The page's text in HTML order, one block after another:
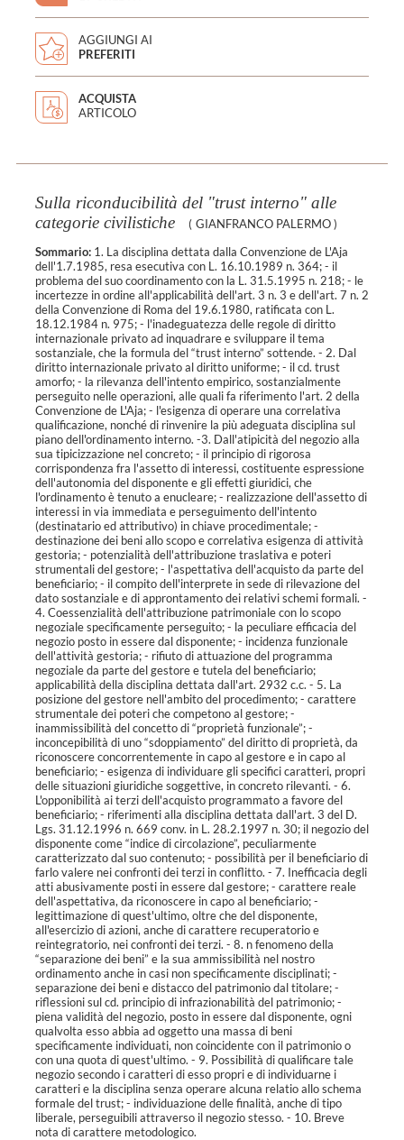
AGGIUNGI AI
PREFERITI
ACQUISTA
ARTICOLO
Sulla riconducibilità del "trust interno" alle
categorie civilistiche
( GIANFRANCO PALERMO )
Sommario:1. La disciplina dettata dalla Convenzione de L'Aja
dell'1.7.1985, resa esecutiva con L. 16.10.1989 n. 364; - il
problema del suo coordinamento con la L. 31.5.1995 n. 218; - le
incertezze in ordine all'applicabilità dell'art. 3 n. 3 e dell'art. 7 n. 2
della Convenzione di Roma del 19.6.1980, ratificata con L.
18.12.1984 n. 975; - l'inadeguatezza delle regole di diritto
internazionale privato ad inquadrare e sviluppare il tema
sostanziale, che la formula del “trust interno” sottende. - 2. Dal
diritto internazionale privato al diritto uniforme; - il cd. trust
amorfo; - la rilevanza dell'intento empirico, sostanzialmente
perseguito nelle operazioni, alle quali fa riferimento l'art. 2 della
Convenzione de L'Aja; - l'esigenza di operare una correlativa
qualificazione, nonché di rinvenire la più adeguata disciplina sul
piano dell'ordinamento interno. -3. Dall'atipicità del negozio alla
sua tipicizzazione nel concreto; - il principio di rigorosa
corrispondenza fra l'assetto di interessi, costituente espressione
dell'autonomia del disponente e gli effetti giuridici, che
l'ordinamento è tenuto a enucleare; - realizzazione dell'assetto di
interessi in via immediata e perseguimento dell'intento
(destinatario ed attributivo) in chiave procedimentale; -
destinazione dei beni allo scopo e correlativa esigenza di attività
gestoria; - potenzialità dell'attribuzione traslativa e poteri
strumentali del gestore; - l'aspettativa dell'acquisto da parte del
beneficiario; - il compito dell'interprete in sede di rilevazione del
dato sostanziale e di approntamento dei relativi schemi formali. -
4. Coessenzialità dell'attribuzione patrimoniale con lo scopo
negoziale specificamente perseguito; - la peculiare efficacia del
negozio posto in essere dal disponente; - incidenza funzionale
dell'attività gestoria; - rifiuto di attuazione del programma
negoziale da parte del gestore e tutela del beneficiario;
applicabilità della disciplina dettata dall'art. 2932 c.c. - 5. La
posizione del gestore nell'ambito del procedimento; - carattere
strumentale dei poteri che competono al gestore; -
inammissibilità del concetto di “proprietà funzionale”; -
inconcepibilità di uno “sdoppiamento” del diritto di proprietà, da
riconoscere concorrentemente in capo al gestore e in capo al
beneficiario; - esigenza di individuare gli specifici caratteri, propri
delle situazioni giuridiche soggettive, in concreto rilevanti. - 6.
L'opponibilità ai terzi dell'acquisto programmato a favore del
beneficiario; - riferimenti alla disciplina dettata dall'art. 3 del D.
Lgs. 31.12.1996 n. 669 conv. in L. 28.2.1997 n. 30; il negozio del
disponente come “indice di circolazione”, peculiarmente
caratterizzato dal suo contenuto; - possibilità per il beneficiario di
farlo valere nei confronti dei terzi in conflitto. - 7. Inefficacia degli
atti abusivamente posti in essere dal gestore; - carattere reale
dell'aspettativa, da riconoscere in capo al beneficiario; -
legittimazione di quest'ultimo, oltre che del disponente,
all'esercizio di azioni, anche di carattere recuperatorio e
reintegratorio, nei confronti dei terzi. - 8. n fenomeno della
“separazione dei beni” e la sua ammissibilità nel nostro
ordinamento anche in casi non specificamente disciplinati; -
separazione dei beni e distacco del patrimonio dal titolare; -
riflessioni sul cd. principio di infrazionabilità del patrimonio; -
piena validità del negozio, posto in essere dal disponente, ogni
qualvolta esso abbia ad oggetto una massa di beni
specificamente individuati, non coincidente con il patrimonio o
con una quota di quest'ultimo. - 9. Possibilità di qualificare tale
negozio secondo i caratteri di esso propri e di individuarne i
caratteri e la disciplina senza operare alcuna relatio allo schema
formale del trust; - individuazione delle finalità, anche di tipo
liberale, perseguibili attraverso il negozio stesso. - 10. Breve
nota di carattere metodologico.